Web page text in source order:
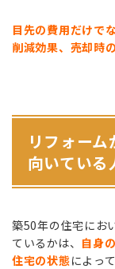
目先の費用だけで
削減効果、売却時
リフォー
向いている
築50年の住宅にお
ているかは、 自身
住宅の状態によっ